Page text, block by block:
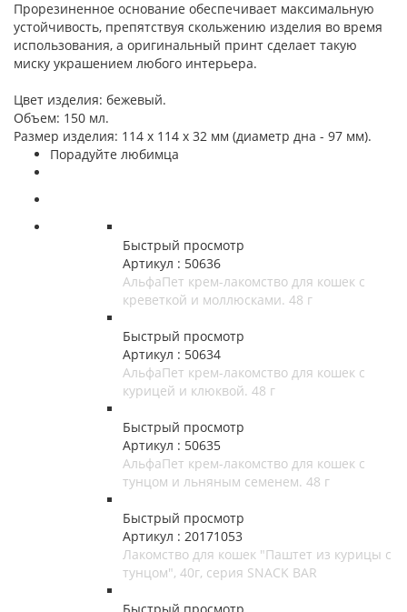
Прорезиненное основание обеспечивает максимальную
устойчивость, препятствуя скольжению изделия во время
использования, а оригинальный принт сделает такую
миску украшением любого интерьера.
Цвет изделия: бежевый.
Объем: 150 мл.
Размер изделия: 114 х 114 х 32 мм (диаметр дна - 97 мм).
Порадуйте любимца
Быстрый просмотр
Артикул : 50636
АльфаПет крем-лакомство для кошек с
креветкой и моллюсками. 48 г
Быстрый просмотр
Артикул : 50634
АльфаПет крем-лакомство для кошек с
курицей и клюквой. 48 г
Быстрый просмотр
Артикул : 50635
АльфаПет крем-лакомство для кошек с
тунцом и льняным семенем. 48 г
Быстрый просмотр
Артикул : 20171053
Лакомство для кошек "Паштет из курицы с
тунцом", 40г, серия SNACK BAR